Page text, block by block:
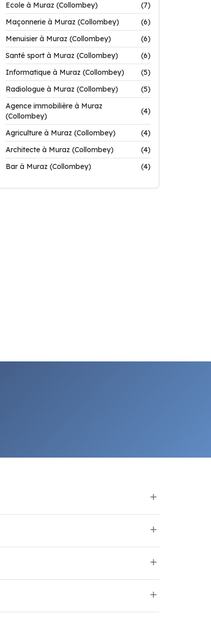
Ecole à Muraz (Collombey)
(7)
Maçonnerie à Muraz (Collombey)
(6)
Menuisier à Muraz (Collombey)
(6)
Santé sport à Muraz (Collombey)
(6)
Informatique à Muraz (Collombey)
(5)
Radiologue à Muraz (Collombey)
(5)
Agence immobilière à Muraz
(Collombey)
(4)
Agriculture à Muraz (Collombey)
(4)
Architecte à Muraz (Collombey)
(4)
Bar à Muraz (Collombey)
(4)